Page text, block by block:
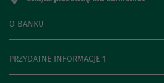
O BANKU
PRZYDATNE INFORMACJE 1